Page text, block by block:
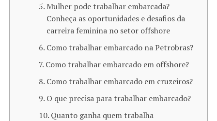
Mulher pode trabalhar embarcada?
Conheça as oportunidades e desafios da
carreira feminina no setor offshore
Como trabalhar embarcado na Petrobras?
Como trabalhar embarcado em offshore?
Como trabalhar embarcado em cruzeiros?
O que precisa para trabalhar embarcado?
Quanto ganha quem trabalha